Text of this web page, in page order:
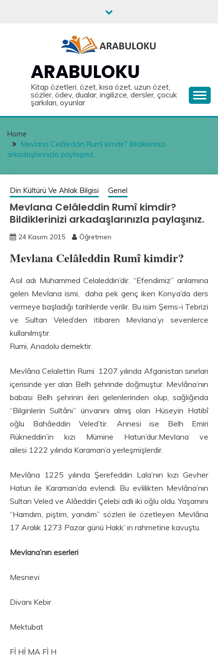
ARABULOKU
Kitap özetleri, özet, kısa özet, uzun özet,
sözler, ödev, dualar, ingilizce, dersler, çocuk
şarkıları, oyunlar
Home
Mevlana Celâleddin Rumî kimdir? Bildiklerinizi
arkadaşlarınızla paylaşınız.
Din Kültürü Ve Ahlak Bilgisi Genel
Mevlana Celâleddin Rumî kimdir?
Bildiklerinizi arkadaşlarınızla paylaşınız.
24 Kasım 2015 Öğretmen
Mevlana Celâleddin Rumî kimdir?
Asıl adı Muhammed Celaleddin’dir. “Efendimiz” anlamına
gelen Mevlana ismi, daha pek genç iken Konya’da ders
vermeye başladığı tarihlerde verilir. Bu isim Şems-i Tebrizi
ve Sultan Veled’den itibaren Mevlana’yı sevenlerce
kullanılmştır.
Rumi, Anadolu demektir.
Mevlâna Celalettin Rumi 1207 yılında Afganistan sınırları
içerisinde yer alan Belh şehrinde doğmuştur. Mevlâna’nın
babası Belh şehrinin ileri gelenlerinden olup, sağlığında
“Bilginlerin Sultânı” ünvanını almış olan Hüseyin Hatibî
oğlu Bahâeddin Veled’tir. Annesi ise Belh Emiri
Rükneddin’in kızı Mümine Hatun’dur.Mevlana ve
ailesi 1222 yılında Karaman’a yerleşmişlerdir.
Mevlâna 1225 yılında Şerefeddin Lala’nın kızı Gevher
Hatun ile Karaman’da evlendi. Bu evlilikten Mevlâna’nın
Sultan Veled ve Alâeddin Çelebi adlı iki oğlu oldu. Yaşamını
“Hamdım, piştim, yandım” sözleri ile özetleyen Mevlâna
17 Aralık 1273 Pazar günü Hakk’ ın rahmetine kavuştu.
Mevlana’nın eserleri
Mesnevi
Divanı Kebir
Mektubat
Fİ Hİ MA Fİ H